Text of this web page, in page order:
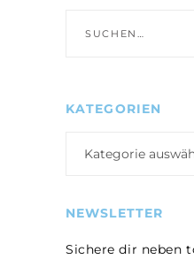
nach:
KATEGORIEN
Kategorie
NEWSLETTER
Sichere dir neben